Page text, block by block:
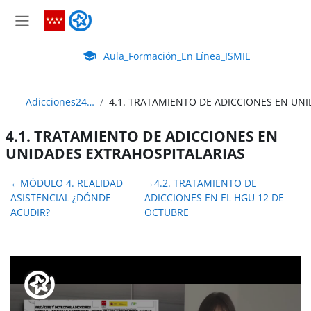
Panel lateral
Aula_Formación_En Línea_ISMIE
Aula Virtual de EducaMadrid:
Aula_Formación_En Línea_ISMIE
Adicciones24_ABIERTO
4.1. TRATAMIENTO DE ADICCIONES EN
UNIDADES EXTRAHOSPITALARIAS
Perfilado de sección
←MÓDULO 4. REALIDAD
ASISTENCIAL ¿DÓNDE
ACUDIR?
→4.2. TRATAMIENTO DE
ADICCIONES EN EL HGU 12 DE
OCTUBRE